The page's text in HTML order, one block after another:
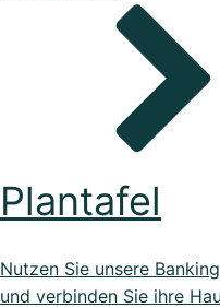
Plantafel
Nutzen Sie unsere
und verbinden Sie ihre